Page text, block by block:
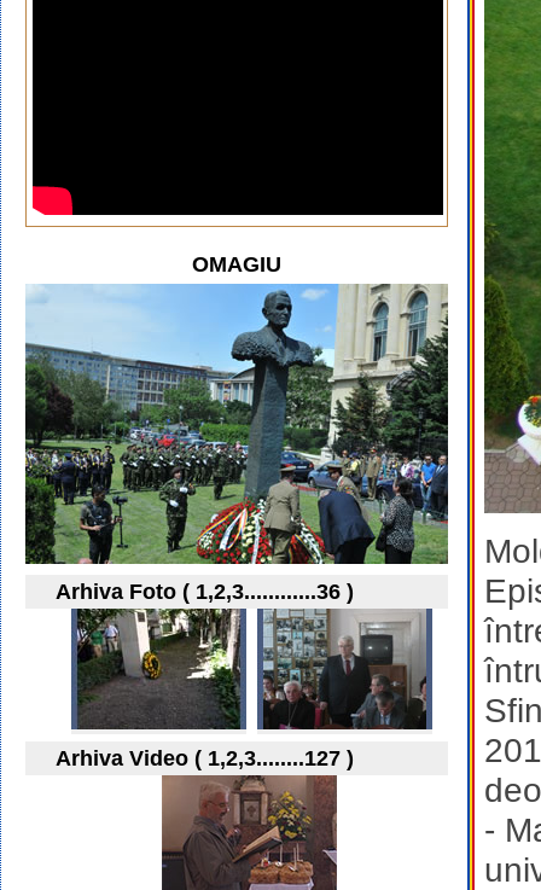
-
OMAGIU
Arhiva Foto ( 1,2,3............36 )
Arhiva Video ( 1,2,3........127 )